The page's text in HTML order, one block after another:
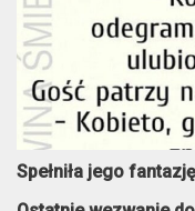
Spełniła jego